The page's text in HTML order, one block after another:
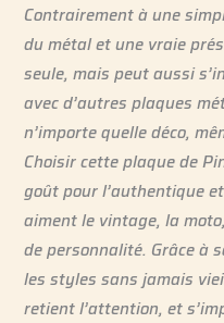
Contrairement à une
du métal et une vraie
seule, mais peut aussi
avec d’autres plaques
n’importe quelle déco,
Choisir cette plaque de
goût pour l’authentique
aiment le vintage, la
de personnalité. Grâce à
les styles sans jamais
retient l’attention, et